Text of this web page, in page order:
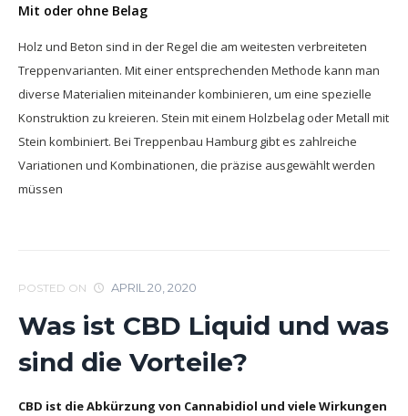
Mit oder ohne Belag
Holz und Beton sind in der Regel die am weitesten verbreiteten
Treppenvarianten. Mit einer entsprechenden Methode kann man
diverse Materialien miteinander kombinieren, um eine spezielle
Konstruktion zu kreieren. Stein mit einem Holzbelag oder Metall mit
Stein kombiniert. Bei Treppenbau Hamburg gibt es zahlreiche
Variationen und Kombinationen, die präzise ausgewählt werden
müssen
POSTED ON APRIL 20, 2020
Was ist CBD Liquid und was
sind die Vorteile?
CBD ist die Abkürzung von Cannabidiol und viele Wirkungen